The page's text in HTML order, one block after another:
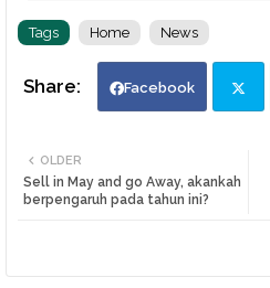
Tags Home News
Facebook
tte
OLDER
Sell in May and go Away, akankah
berpengaruh pada tahun ini?